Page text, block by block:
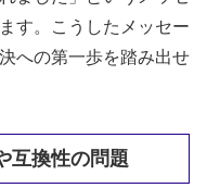
す。こうしたメッセー
への第一歩を踏み出せ
互換性の問題